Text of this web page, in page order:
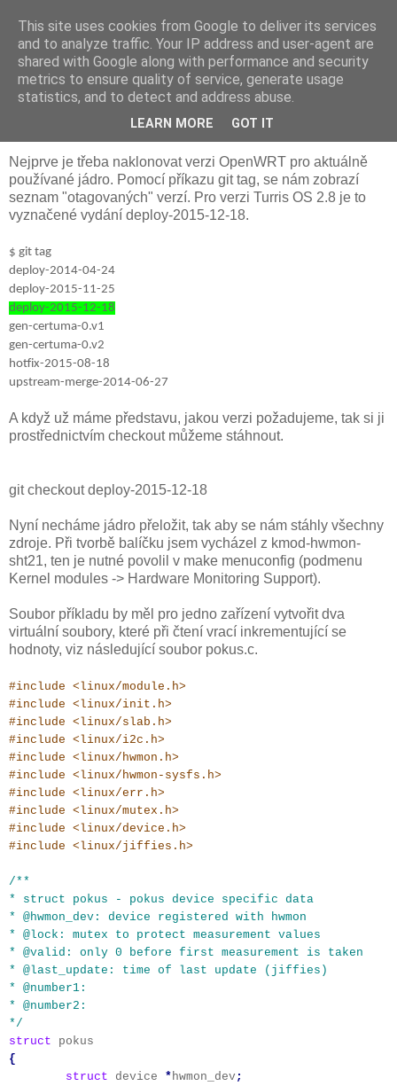
JFíla
pondělí 14. března 2016
Bulid jaderného balíčku pro hwmon
Nejprve je třeba naklonovat verzi OpenWRT pro aktuálně
používané jádro. Pomocí příkazu git tag, se nám zobrazí
seznam "otagovaných" verzí. Pro verzi Turris OS 2.8 je to
vyznačené vydání deploy-2015-12-18.
$ git tag
deploy-2014-04-24
deploy-2015-11-25
deploy-2015-12-18
gen-certuma-0.v1
gen-certuma-0.v2
hotfix-2015-08-18
upstream-merge-2014-06-27
A když už máme představu, jakou verzi požadujeme, tak si ji
prostřednictvím checkout můžeme stáhnout.
git checkout deploy-2015-12-18
Nyní necháme jádro přeložit, tak aby se nám stáhly všechny
zdroje. Při tvorbě balíčku jsem vycházel z kmod-hwmon-
sht21, ten je nutné povolil v make menuconfig (podmenu
Kernel modules -> Hardware Monitoring Support).
Soubor příkladu by měl pro jedno zařízení vytvořit dva
virtuální soubory, které při čtení vrací inkrementující se
hodnoty, viz následující soubor pokus.c.
#include <linux/module.h>
#include <linux/init.h>
#include <linux/slab.h>
#include <linux/i2c.h>
#include <linux/hwmon.h>
#include <linux/hwmon-sysfs.h>
#include <linux/err.h>
#include <linux/mutex.h>
#include <linux/device.h>
#include <linux/jiffies.h>
/**
* struct pokus - pokus device specific data
* @hwmon_dev: device registered with hwmon
* @lock: mutex to protect measurement values
* @valid: only 0 before first measurement is taken
* @last_update: time of last update (jiffies)
* @number1:
* @number2:
*/
struct pokus
{
struct device * hwmon_dev;
This site uses cookies from Google to deliver its services
and to analyze traffic. Your IP address and user-agent are
shared with Google along with performance and security
metrics to ensure quality of service, generate usage
statistics, and to detect and address abuse.
LEARN MORE GOT IT